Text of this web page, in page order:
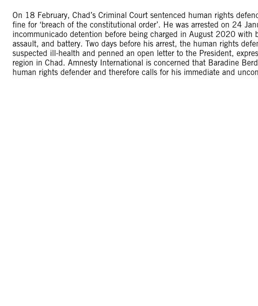
On 18 February, Chad’s Criminal Court sentenced human rights
fine for ‘breach of the constitutional order’. He was arrested on 24
incommunicado detention before being charged in August 2020 with
assault, and battery. Two days before his arrest, the human rights
suspected ill-health and penned an open letter to the President,
region in Chad. Amnesty International is concerned that Baradine
human rights defender and therefore calls for his immediate and